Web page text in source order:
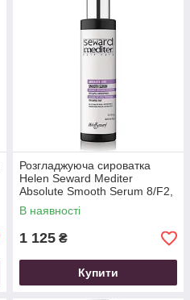
Розгладжуюча сироватка
Helen Seward Mediter
Absolute Smooth Serum 8/F2,
150 мл
В наявності
1 125 ₴
Купити